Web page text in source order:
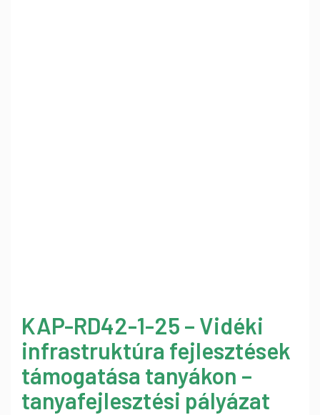
KAP-RD42-1-25 – Vidéki
infrastruktúra fejlesztések
támogatása tanyákon –
tanyafejlesztési pályázat